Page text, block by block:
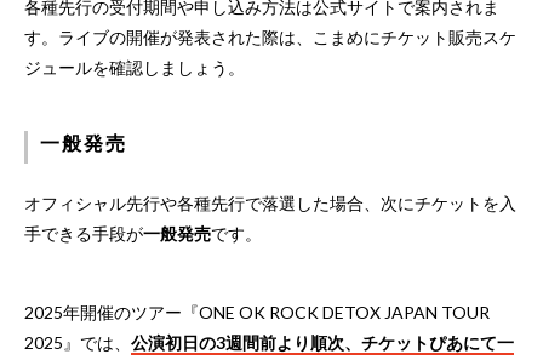
各種先行の受付期間や申し込み方法は公式サイトで案内されま
す。ライブの開催が発表された際は、こまめにチケット販売スケ
ジュールを確認しましょう。
一般発売
オフィシャル先行や各種先行で落選した場合、次にチケットを入
手できる手段が一般発売です。
2025年開催のツアー『ONE OK ROCK DETOX JAPAN TOUR
2025』では、 公演初日の3週間前より順次、チケットぴあにて一